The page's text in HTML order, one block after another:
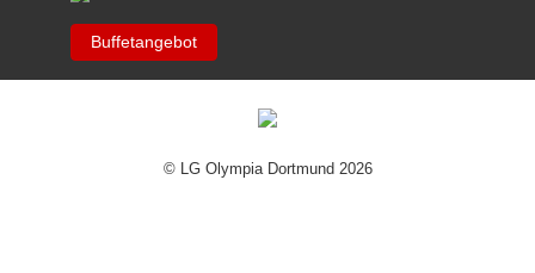
Buffetangebot
© LG Olympia Dortmund 2026